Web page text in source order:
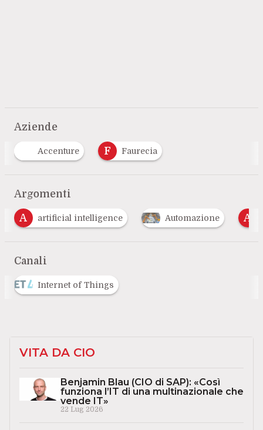
Aziende
Accenture F Faurecia
Argomenti
intelligence Automazione A Automotive
Canali
Internet of Things
VITA DA CIO
Benjamin Blau (CIO di SAP): «Così
funziona l’IT di una multinazionale che
vende IT»
22 Lug 2026